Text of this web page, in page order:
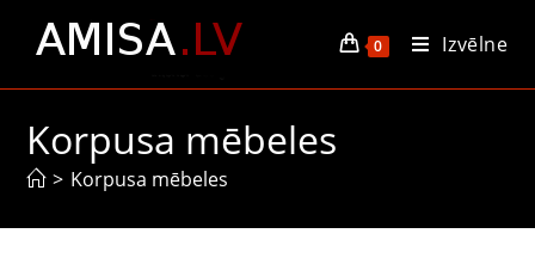
0 Izvēlne
Korpusa mēbeles
> Korpusa mēbeles